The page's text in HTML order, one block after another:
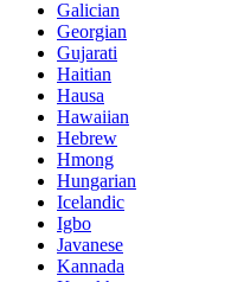
Galician
Georgian
Gujarati
Haitian
Hausa
Hawaiian
Hebrew
Hmong
Hungarian
Icelandic
Igbo
Javanese
Kannada